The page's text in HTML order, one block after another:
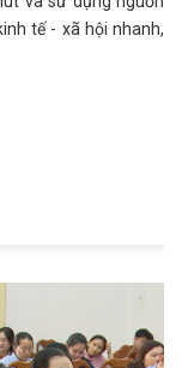
tế - xã hội nhanh,